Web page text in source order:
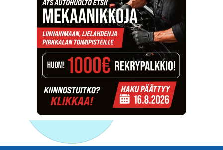
SUN Iltapäivä
SUN Keskipäivä
SUN Kesä
Suositus
SUN Kesästoppi
Suositus
SUN Suosikit TOP 20
SUN Uusi Aamu